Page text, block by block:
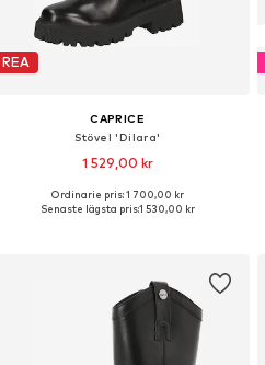
REA
CAPRICE
Stövel 'Dilara'
1 529,00 kr
Tillgänglig i många storlekar
Ordinarie pris: 1 700,00 kr
Senaste lägsta pris:1 530,00 kr